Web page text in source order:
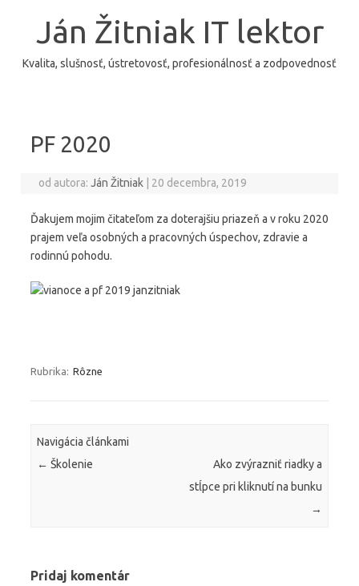
Ján Žitniak IT lektor
Kvalita, slušnosť, ústretovosť, profesionálnosť a zodpovednosť
PF 2020
od autora:Ján Žitniak 20 decembra, 2019
Ďakujem mojim čitateľom za doterajšiu priazeň a v roku 2020
prajem veľa osobných a pracovných úspechov, zdravie a
rodinnú pohodu.
Rubrika: Rôzne
Navigácia článkami
← Školenie
Ako zvýrazniť riadky a
stĺpce pri kliknutí na bunku
→
Pridaj komentár